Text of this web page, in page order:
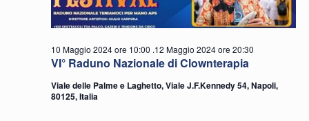
VI° Raduno Nazionale di Clownterapia
10 Maggio 2024 ore 10:00 .12 Maggio 2024 ore 20:30
Viale delle Palme e Laghetto, Viale J.F.Kennedy 54, Napoli,
80125, Italia